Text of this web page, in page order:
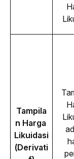
Tampila
n Harga
Likuidasi
(Derivati